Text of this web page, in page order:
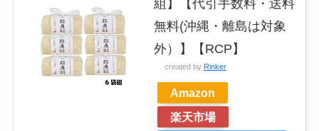
組】【代引手数料・送料
無料(沖縄・離島は対象
外）】【RCP】
created by Rinker
Amazon
楽天市場